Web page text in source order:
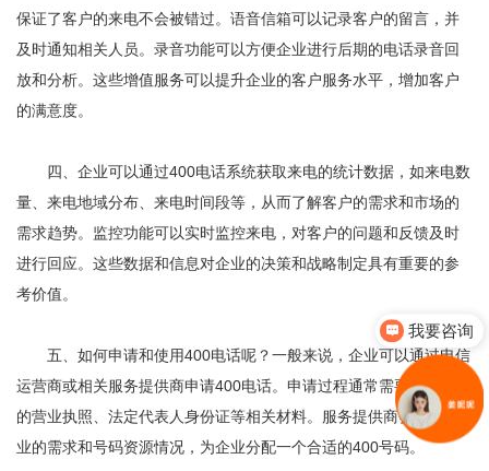
保证了客户的来电不会被错过。语音信箱可以记录客户的留言，并
及时通知相关人员。录音功能可以方便企业进行后期的电话录音回
放和分析。这些增值服务可以提升企业的客户服务水平，增加客户
的满意度。
四、企业可以通过400电话系统获取来电的统计数据，如来电数
量、来电地域分布、来电时间段等，从而了解客户的需求和市场的
需求趋势。监控功能可以实时监控来电，对客户的问题和反馈及时
进行回应。这些数据和信息对企业的决策和战略制定具有重要的参
考价值。
五、如何申请和使用400电话呢？一般来说，企业可以通过电信
运营商或相关服务提供商申请400电话。申请过程通常需要提供企业
的营业执照、法定代表人身份证等相关材料。服务提供商会根据企
业的需求和号码资源情况，为企业分配一个合适的400号码。
我要咨询